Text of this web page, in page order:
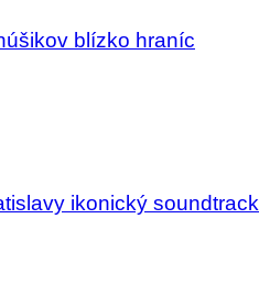
blízko hraníc
ikonický soundtrack